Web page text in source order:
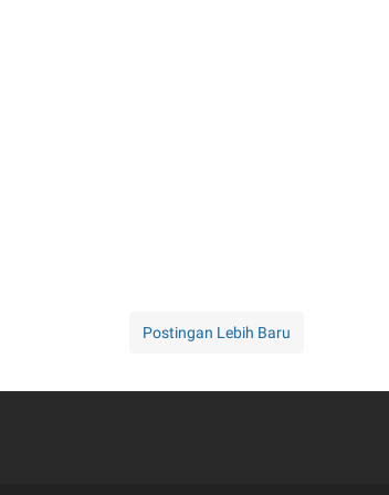
Postingan Lebih Baru